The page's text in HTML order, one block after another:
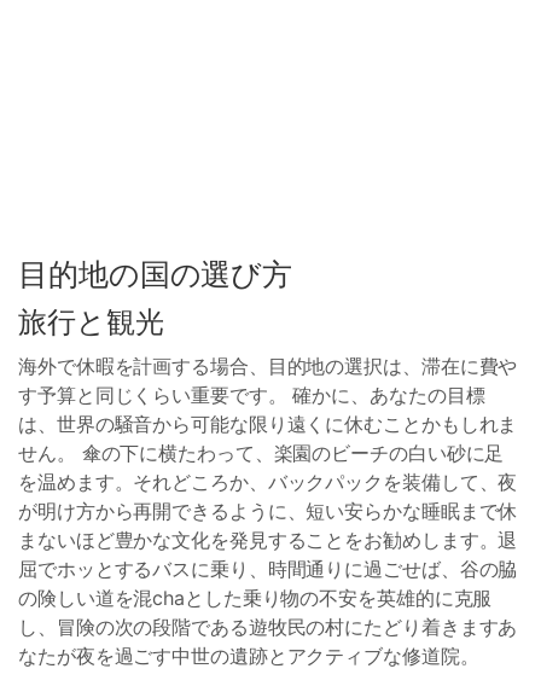
目的地の国の選び方
旅行と観光
海外で休暇を計画する場合、目的地の選択は、滞在に費や
す予算と同じくらい重要です。 確かに、あなたの目標
は、世界の騒音から可能な限り遠くに休むことかもしれま
せん。 傘の下に横たわって、楽園のビーチの白い砂に足
を温めます。それどころか、バックパックを装備して、夜
が明け方から再開できるように、短い安らかな睡眠まで休
まないほど豊かな文化を発見することをお勧めします。退
屈でホッとするバスに乗り、時間通りに過ごせば、谷の脇
の険しい道を混chaとした乗り物の不安を英雄的に克服
し、冒険の次の段階である遊牧民の村にたどり着きますあ
なたが夜を過ごす中世の遺跡とアクティブな修道院。